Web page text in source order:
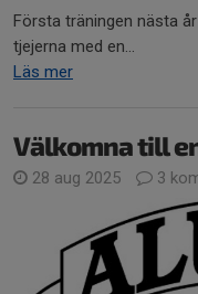
Första träningen nästa
tjejerna med en...
Läs mer
Välkomna till
28 aug 2025 3